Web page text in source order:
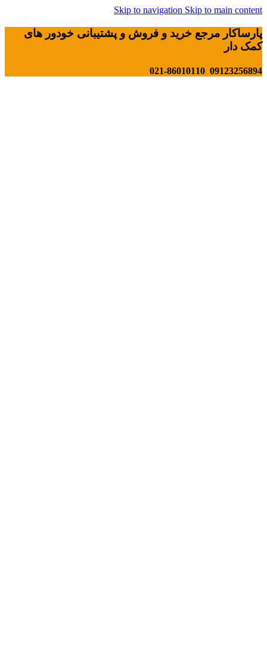
Skip to navigation Skip to main content
پارساکار مرجع خرید و فروش و پشتیبانی خودور های
کمک دار
09123256894 021-86010110